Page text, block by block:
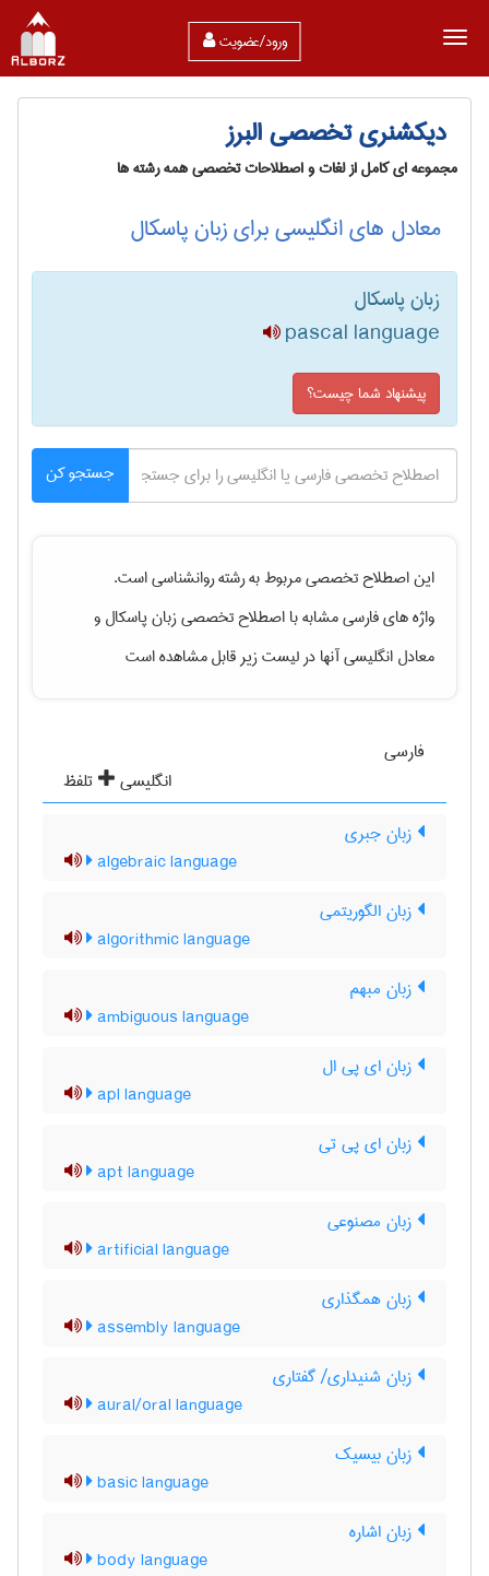
ورود/عضویت
دیکشنری تخصصی البرز
مجموعه ای کامل از لغات و اصطلاحات تخصصی همه رشته ها
معادل های انگلیسی برای زبان پاسکال
زبان پاسکال
pascal language
پیشنهاد شما چیست؟
جستجو کن
این اصطلاح تخصصی مربوط به رشتهروانشناسیاست.
واژه های فارسی مشابه با اصطلاح تخصصیزبان پاسکالو
معادل انگلیسی آنها در لیست زیر قابل مشاهده است
فارسی
انگلیسی
تلفظ
زبان جبری
algebraic language
زبان الگوریتمی
algorithmic language
زبان مبهم
ambiguous language
زبان ای پی ال
apl language
زبان ای پی تی
apt language
زبان مصنوعی
artificial language
زبان همگذاری
assembly language
زبان شنيداري/ گفتاري
aural/oral language
زبان بیسیک
basic language
زبان اشاره
body language